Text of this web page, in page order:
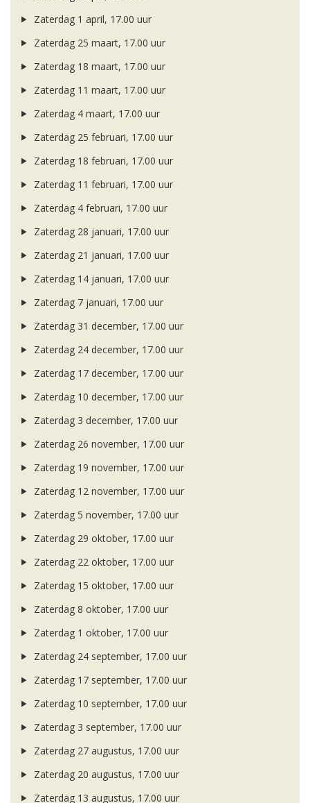
Zaterdag 1 april, 17.00 uur
Zaterdag 25 maart, 17.00 uur
Zaterdag 18 maart, 17.00 uur
Zaterdag 11 maart, 17.00 uur
Zaterdag 4 maart, 17.00 uur
Zaterdag 25 februari, 17.00 uur
Zaterdag 18 februari, 17.00 uur
Zaterdag 11 februari, 17.00 uur
Zaterdag 4 februari, 17.00 uur
Zaterdag 28 januari, 17.00 uur
Zaterdag 21 januari, 17.00 uur
Zaterdag 14 januari, 17.00 uur
Zaterdag 7 januari, 17.00 uur
Zaterdag 31 december, 17.00 uur
Zaterdag 24 december, 17.00 uur
Zaterdag 17 december, 17.00 uur
Zaterdag 10 december, 17.00 uur
Zaterdag 3 december, 17.00 uur
Zaterdag 26 november, 17.00 uur
Zaterdag 19 november, 17.00 uur
Zaterdag 12 november, 17.00 uur
Zaterdag 5 november, 17.00 uur
Zaterdag 29 oktober, 17.00 uur
Zaterdag 22 oktober, 17.00 uur
Zaterdag 15 oktober, 17.00 uur
Zaterdag 8 oktober, 17.00 uur
Zaterdag 1 oktober, 17.00 uur
Zaterdag 24 september, 17.00 uur
Zaterdag 17 september, 17.00 uur
Zaterdag 10 september, 17.00 uur
Zaterdag 3 september, 17.00 uur
Zaterdag 27 augustus, 17.00 uur
Zaterdag 20 augustus, 17.00 uur
Zaterdag 13 augustus, 17.00 uur